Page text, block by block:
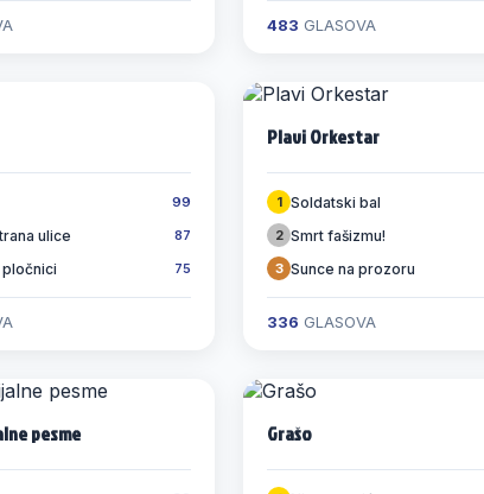
483 GLASOVA
99
ulice
87
75
Plavi Orkestar
1 Soldatski bal
2 Smrt fašizmu!
3 Sunce na prozoru
336 GLASOVA
pesme Grašo